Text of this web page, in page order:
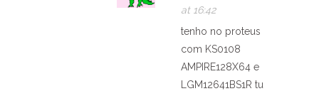
at 16:42
tenho no proteus
com KS0108
AMPIRE128X64 e
LGM12641BS1R tu